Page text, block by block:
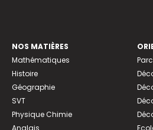
NOS MATIÈRES
Mathématiques
Histoire
Géographie
SVT
Physique Chimie